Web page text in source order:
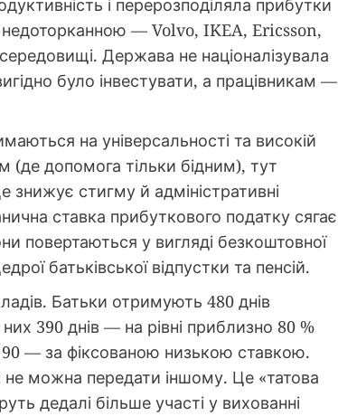
і перерозподіляла прибутки
— Volvo, IKEA, Ericsson,
Держава не націоналізувала
було інвестувати, а працівникам —
на універсальності та високій
(де допомога тільки бідним), тут
знижує стигму й адміністративні
ставка прибуткового податку сягає
повертаються у вигляді безкоштовної
батьківської відпустки та пенсій.
Батьки отримують 480 днів
390 днів — на рівні приблизно 80 %
— за фіксованою низькою ставкою.
не можна передати іншому. Це «татова
дедалі більше участі у вихованні